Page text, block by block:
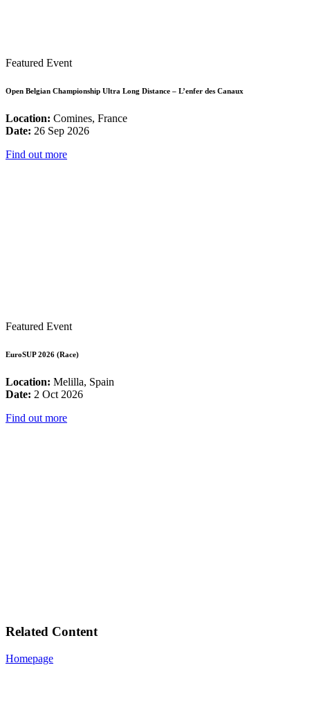
Featured Event
Open Belgian Championship Ultra Long Distance – L’enfer des Canaux
Location: Comines, France
Date: 26 Sep 2026
Find out more
Featured Event
EuroSUP 2026 (Race)
Location: Melilla, Spain
Date: 2 Oct 2026
Find out more
Related Content
Homepage